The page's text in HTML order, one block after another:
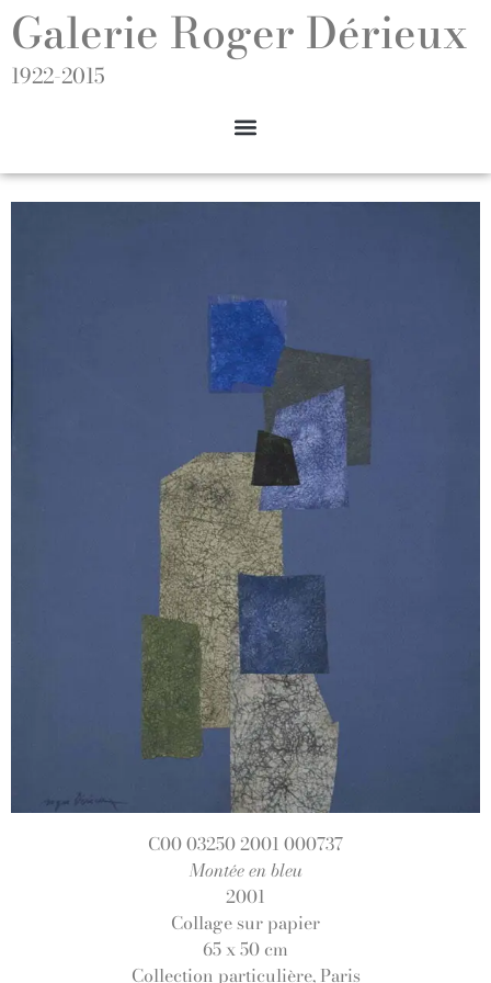
Galerie Roger Dérieux
1922-2015
C00 03250 2001 000737
Montée en bleu
2001
Collage sur papier
65 x 50 cm
Collection particulière, Paris